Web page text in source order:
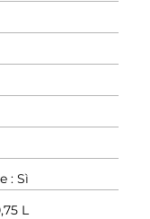
: Sì
L